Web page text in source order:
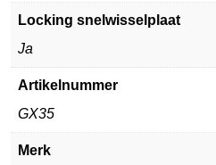
Locking snelwisselplaat
Ja
Artikelnummer
GX35
Merk